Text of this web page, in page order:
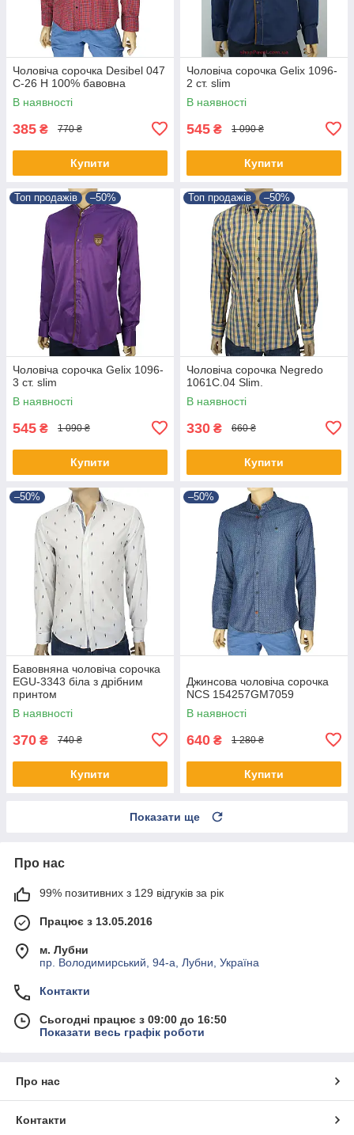
Чоловіча сорочка Desibel 047
C-26 H 100% бавовна
В наявності
385 ₴ 770 ₴
Купити
Чоловіча сорочка Gelix 1096-
2 ст. slim
В наявності
545 ₴ 1 090 ₴
Купити
Топ продажів –50%
Чоловіча сорочка Gelix 1096-
3 ст. slim
В наявності
545 ₴ 1 090 ₴
Купити
Топ продажів –50%
Чоловіча сорочка Negredo
1061С.04 Slim.
В наявності
330 ₴ 660 ₴
Купити
–50%
Бавовняна чоловіча сорочка
EGU-3343 біла з дрібним
принтом
В наявності
370 ₴ 740 ₴
Купити
–50%
Джинсова чоловіча сорочка
NCS 154257GM7059
В наявності
640 ₴ 1 280 ₴
Купити
Показати ще
Про нас
99% позитивних з 129 відгуків за рік
Працює з 13.05.2016
м. Лубни
пр. Володимирський, 94-а, Лубни, Україна
Контакти
Сьогодні працює з 09:00 до 16:50
Показати весь графік роботи
Про нас
Контакти